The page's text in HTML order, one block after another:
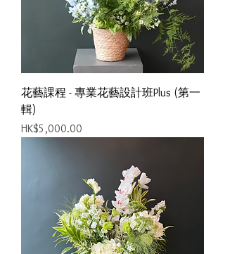
花藝課程 - 專業花藝設計班Plus (第一
輯)
價格
HK$5,000.00